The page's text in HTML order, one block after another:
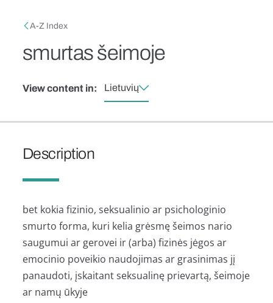
Breadcrumb
A-Z Index
smurtas šeimoje
View content in: Lietuvių
Description
bet kokia fizinio, seksualinio ar psichologinio
smurto forma, kuri kelia grėsmę šeimos nario
saugumui ar gerovei ir (arba) fizinės jėgos ar
emocinio poveikio naudojimas ar grasinimas jį
panaudoti, įskaitant seksualinę prievartą, šeimoje
ar namų ūkyje